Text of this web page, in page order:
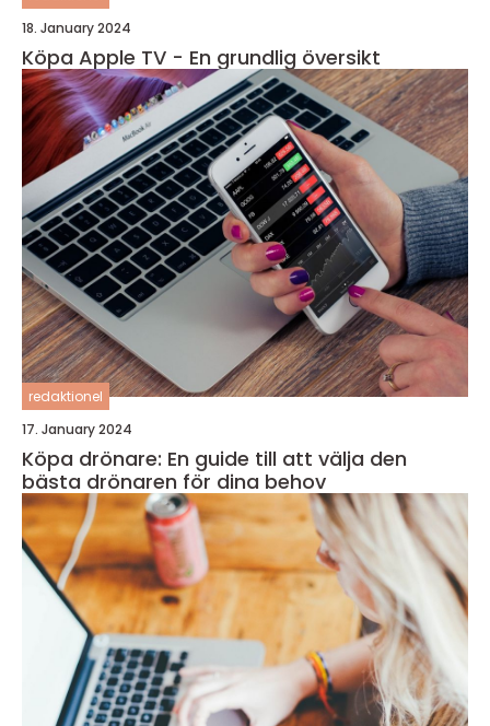
18. January 2024
Köpa Apple TV - En grundlig översikt
redaktionel
17. January 2024
Köpa drönare: En guide till att välja den
bästa drönaren för dina behov